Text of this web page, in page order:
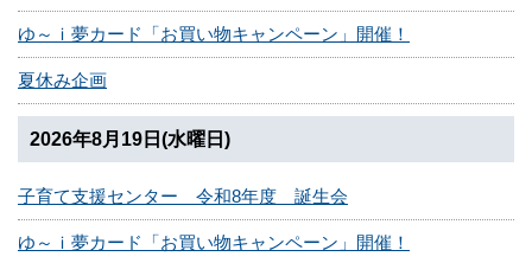
ゆ～ｉ夢カード「お買い物キャンペーン」開催！
夏休み企画
2026年8月19日(水曜日)
子育て支援センター 令和8年度 誕生会
ゆ～ｉ夢カード「お買い物キャンペーン」開催！